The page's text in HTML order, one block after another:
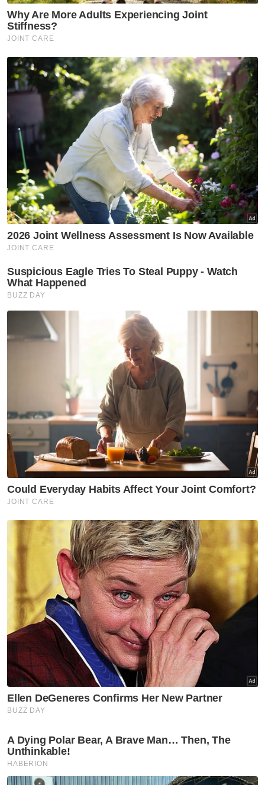
Operasi membabitkan lebih kurang 23
petugas dari Jabatan Perhilitan Kelantan,
PKGK Kuala Gandah dan empat anggota
Gajah itu telah berjaya ditangkap pada 7
Januari dan proses pemindahannya
selesai pada 14 Januari
Pemasangan mikrocip dan pengukuran
morfologi dilakukan setelah gajah
tersebut berada dalam keadaan sihat
setelah pemeriksaan
Muat turun aplikasi Sinar Harian.Klik di sini!
Sanum
Rambai
Pemindahan Gajah Liar
Artikel Disyorkan
Utara
Pengusaha restoran rugi
RM2,000 diperdaya tempahan
palsu guna nama RXZ Members
Empat kereta terbakar di
kawasan semak
Utara
Bukit Malut bukan 'port'
Rohingya - Penduduk
Utara
92 peratus penduduk Bukit
Malut miliki MyKad, bukan
penempatan Rohingya